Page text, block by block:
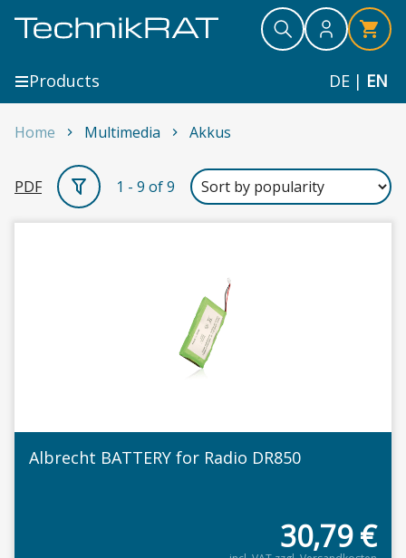
Search
Search
Search
DE | EN
Products
Home Multimedia Akkus
PDF 1 - 9 of 9
Albrecht BATTERY for Radio DR850
30,79€